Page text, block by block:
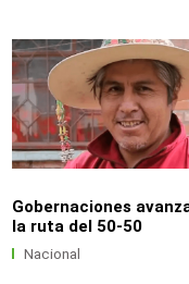
Gobernaciones
la ruta del 50-50
Nacional